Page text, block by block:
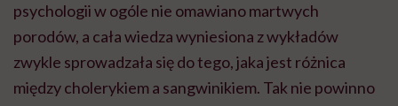
psychologii w ogóle nie omawiano martwych
porodów, a cała wiedza wyniesiona z wykładów
zwykle sprowadzała się do tego, jaka jest różnica
między cholerykiem a sangwinikiem. Tak nie powinno